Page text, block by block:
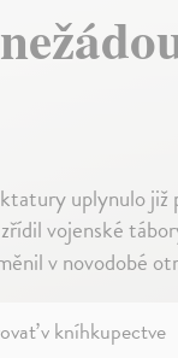
uplynulo již
vojenské
v novodobé
v kníhkupectve